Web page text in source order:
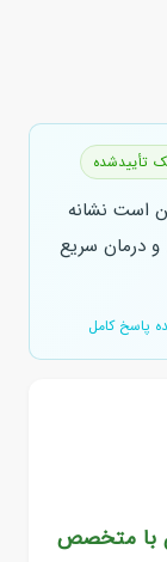
تأییدشده
است نشانه
درمان سریع
پاسخ کامل
متخصص